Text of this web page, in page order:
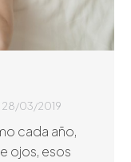
28/03/2019
cada año,
ojos, esos